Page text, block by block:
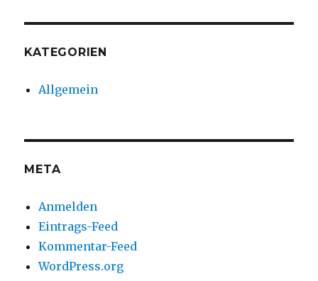
KATEGORIEN
Allgemein
META
Anmelden
Eintrags-Feed
Kommentar-Feed
WordPress.org